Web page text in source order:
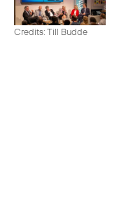
Credits: Till Budde